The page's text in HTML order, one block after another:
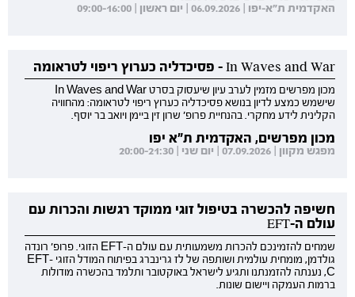
האקדמית ת"א-יפו | 06.09.2026 | יום ראשון | 09:00-16:00
In Waves and War - פסיכדליה כערוץ ריפוי לטראומה
מכון מפרשים מזמין לערב עיון שיעסוק בסרט In Waves and War
שישמש כמצע לדיון בנושא פסיכדליה כערוץ ריפוי לטראומה: מהחוויה
הקלינית לידע מחקרי. בהנחיית פרופ' שרון זין ביימן ויואב בר יוסף.
מכון מפרשים, האקדמית ת"א יפו
מפגש מקוון | 07.09.2026 | יום שני | 20:00-21:30
חשיפה להכשרה בטיפול זוגי ממוקד רגשות והכרות עם
עולם ה-EFT
שמחים להזמינכם להכרות משמעותית עם עולם ה-EFT הזוגי. פרופ' רונדה
גולדמן, מומחית עולמית ושותפה של לז גרינברג בפיתוח המודל הזוגי EFT-
C, נענתה להזמנתנו ותגיע לישראל באוקטובר ותלמד בהכשרה מודולות
ברמות העמקה ויישום שונות.